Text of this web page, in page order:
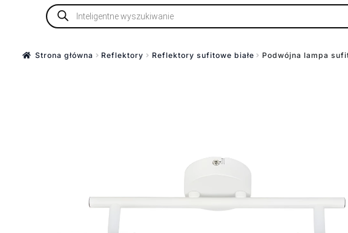
Wyszukiwarka
produktów
Strona główna Reflektory Reflektory sufitowe białe Podwójna lampa